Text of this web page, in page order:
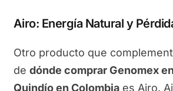
Airo: Energía Natural y
Otro producto que
de dónde comprar Genomex
Quindío en Colombiaes Airo.